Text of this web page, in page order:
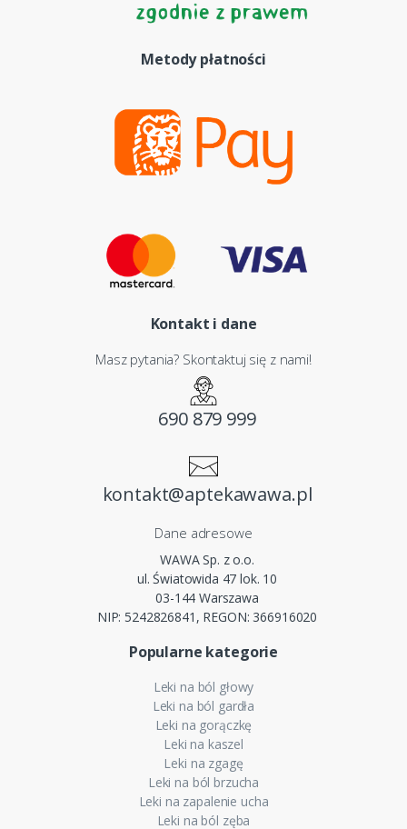
Metody płatności
Kontakt i dane
Masz pytania? Skontaktuj się z nami!
690 879 999
kontakt@aptekawawa.pl
Dane adresowe
WAWA Sp. z o.o.
ul. Światowida 47 lok. 10
03-144 Warszawa
NIP: 5242826841, REGON: 366916020
Popularne kategorie
Leki na ból głowy
Leki na ból gardła
Leki na gorączkę
Leki na kaszel
Leki na zgagę
Leki na ból brzucha
Leki na zapalenie ucha
Leki na ból zęba